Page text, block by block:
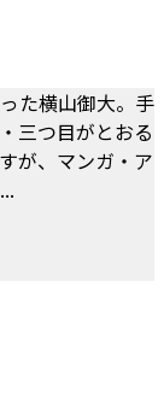
た横山御大。手
三つ目がとおる
が、マンガ・ア